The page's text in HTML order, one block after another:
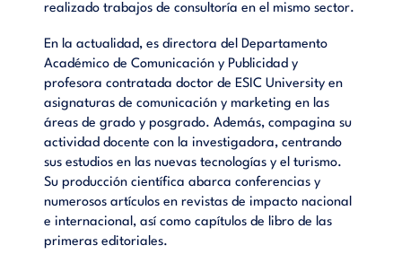
realizado trabajos de consultoría en el mismo sector.
En la actualidad, es directora del Departamento
Académico de Comunicación y Publicidad y
profesora contratada doctor de ESIC University en
asignaturas de comunicación y marketing en las
áreas de grado y posgrado. Además, compagina su
actividad docente con la investigadora, centrando
sus estudios en las nuevas tecnologías y el turismo.
Su producción científica abarca conferencias y
numerosos artículos en revistas de impacto nacional
e internacional, así como capítulos de libro de las
primeras editoriales.